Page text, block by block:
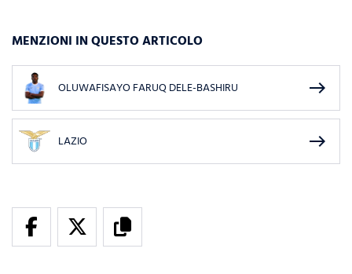
MENZIONI IN QUESTO ARTICOLO
OLUWAFISAYO FARUQ DELE-BASHIRU east
LAZIO east